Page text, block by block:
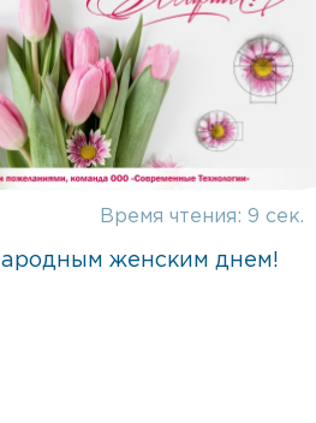
Время чтения:9 сек.
женским днем!